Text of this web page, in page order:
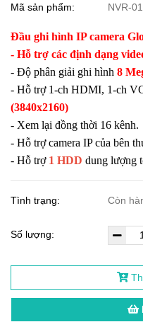
Mã sản phẩm: NVR-
Đầu ghi hình IP camera
- Hỗ trợ các định dạng
- Độ phân giải ghi hình 8
- Hỗ trợ 1-ch HDMI, 1-ch
(3840x2160)
- Xem lại đồng thời 16 kênh.
- Hỗ trợ camera IP của bên
- Hỗ trợ 1 HDD dung lượng
Tình trạng: Còn
Số lượng: